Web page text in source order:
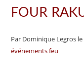
FOUR
Par Dominique Legros
événements feu